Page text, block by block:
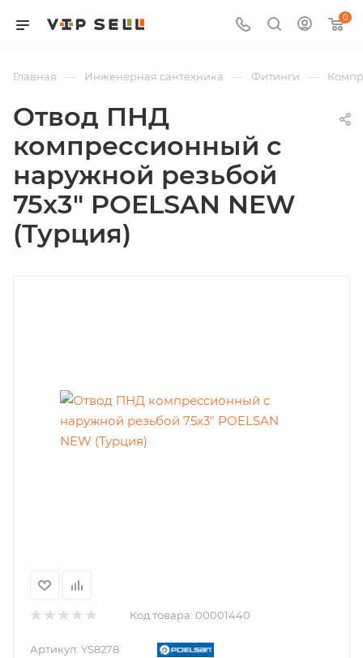
0
Главная — Инженерная сантехника — Фитинги —
Отвод ПНД
компрессионный с
наружной резьбой
75х3" POELSAN NEW
(Турция)
Код товара: 00001440
Артикул: YS8278